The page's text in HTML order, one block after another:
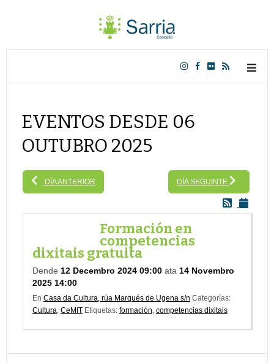
EVENTOS DESDE 06
OUTUBRO 2025
DÍA ANTERIOR DÍA SEGUINTE
Formación en
competencias
dixitais gratuita
Dende 12 Decembro 2024 09:00 ata 14 Novembro
2025 14:00
En Casa da Cultura, rúa Marqués de Ugena s/n Categorías:
Cultura, CeMIT Etiquetas: formación, competencias dixitais